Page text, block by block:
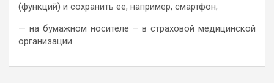
(функций) и сохранить ее, например, смартфон;
— на бумажном носителе – в страховой медицинской
организации.